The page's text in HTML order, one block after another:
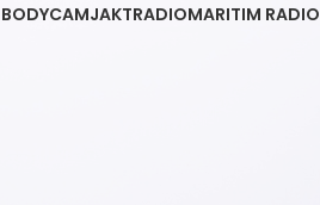
BODYCAMJAKTRADIOMARITIM RADIO